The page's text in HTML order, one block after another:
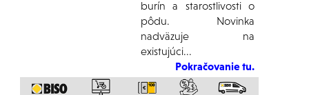
burín a starostlivosti o
pôdu. Novinka
nadväzuje na
existujúci...
Pokračovanie tu.